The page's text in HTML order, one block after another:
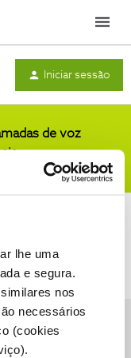
lhe uma
e segura.
nos
necessários
(cookies
Menu
Iniciar sessão
de voz
statement